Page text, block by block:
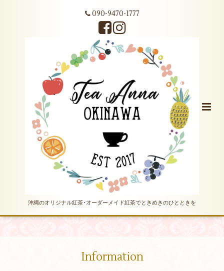
090-9470-1777
沖縄のオリジナル紅茶･オーダーメイド紅茶でときめきのひとときを
Information